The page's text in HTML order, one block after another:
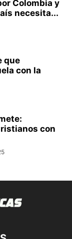
Colombia y
necesita...
que
con la
con